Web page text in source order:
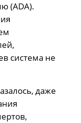
(ADA).
система не
даже